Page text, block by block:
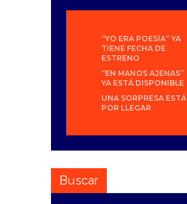
“YO ERA POESÍA” YA
TIENE FECHA DE
ESTRENO
“EN MANOS AJENAS”
YA ESTÁ DISPONIBLE
UNA SORPRESA ESTÁ
POR LLEGAR
Buscar